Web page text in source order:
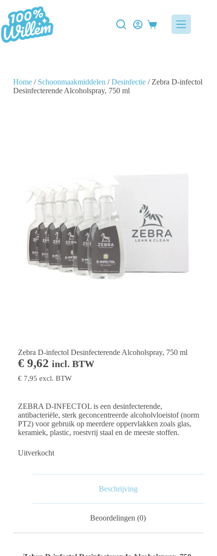
Home/ Schoonmaakmiddelen /Desinfectie/ Zebra D-infectol
Desinfecterende Alcoholspray, 750 ml
Zebra D-infectol Desinfecterende Alcoholspray, 750 ml
€9,62 incl. BTW
€7,95 excl. BTW
ZEBRA D-INFECTOL is een desinfecterende,
antibacteriële, sterk geconcentreerde alcoholvloeistof (norm
PT2) voor gebruik op meerdere oppervlakken zoals glas,
keramiek, plastic, roestvrij staal en de meeste stoffen.
Uitverkocht
Beschrijving
Beoordelingen (0)